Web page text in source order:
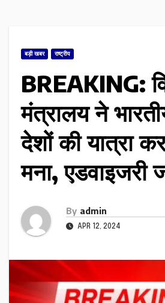
बड़ी खबर राष्ट्रीय
BREAKING:
मंत्रालय ने
देशों की यात्रा
मना, एडवाइजरी
By admin
APR 12, 2024